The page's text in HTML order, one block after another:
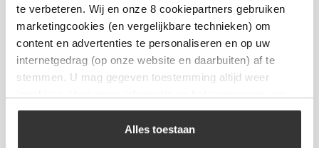
te verbeteren. Wij en onze 8 cookiepartners gebruiken
marketingcookies (en vergelijkbare technieken) om
content en advertenties te personaliseren en op uw
internetgedrag (op onze website en daarbuiten) af te
stemmen. U mag gegeven toestemming altijd weer
uw keuze op onze website verwijzen wij u naar ons
Alles toestaan
Niet op voorraad